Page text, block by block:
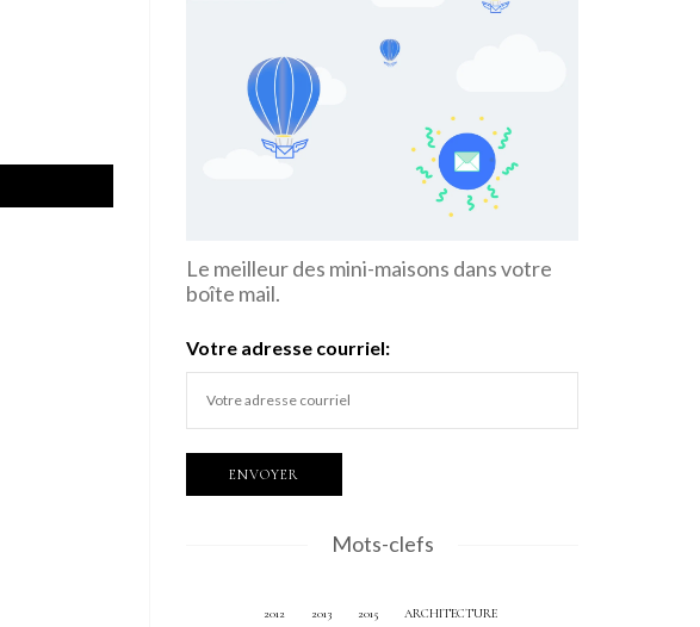
Le meilleur des mini-maisons dans votre
boîte mail.
Votre adresse courriel:
Mots-clefs
2012 2013 2015 ARCHITECTURE